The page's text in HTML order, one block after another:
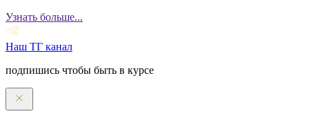
Узнать больше...
Наш ТГ канал
подпишись чтобы быть в курсе